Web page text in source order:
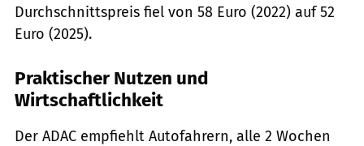
Durchschnittspreis fiel von 58 Euro (2022) auf 52
Euro (2025).
Praktischer Nutzen und
Wirtschaftlichkeit
Der ADAC empfiehlt Autofahrern, alle 2 Wochen